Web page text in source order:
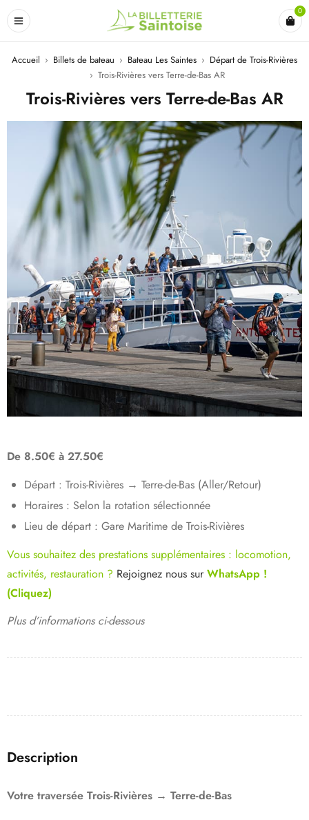
0
Accueil › Billets de bateau › Bateau Les Saintes › Départ de Trois-Rivières
› Trois-Rivières vers Terre-de-Bas AR
Trois-Rivières vers Terre-de-Bas AR
De 8.50€ à 27.50€
Départ : Trois-Rivières → Terre-de-Bas (Aller/Retour)
Horaires : Selon la rotation sélectionnée
Lieu de départ : Gare Maritime de Trois-Rivières
Vous souhaitez des prestations supplémentaires : locomotion,
activités, restauration ? Rejoignez nous surWhatsApp !
(Cliquez)
Plus d’informations ci-dessous
Description
Votre traversée Trois-Rivières → Terre-de-Bas